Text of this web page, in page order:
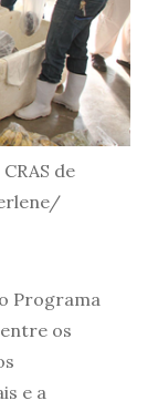
de
Programa
os
e a